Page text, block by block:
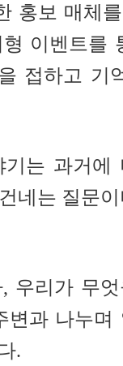
홍보 매체
이벤트를
접하고 기
는 과거에
네는 질문
우리가 무
변과 나누
.